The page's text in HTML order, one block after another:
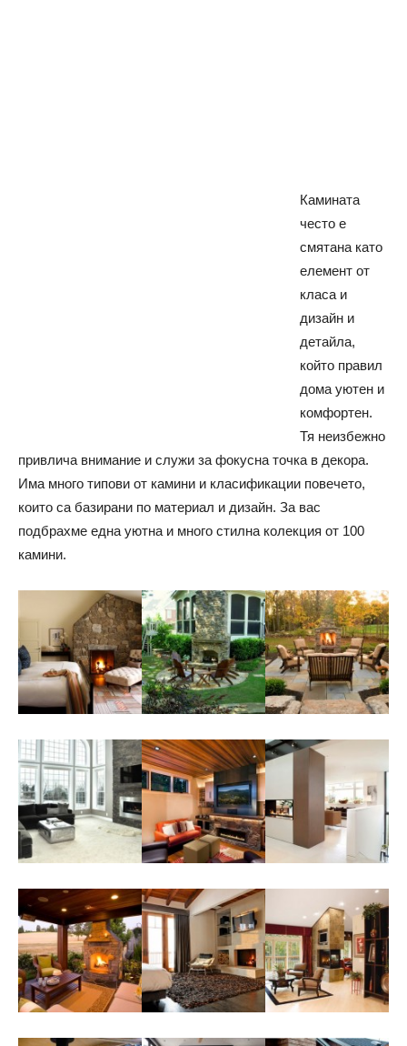
Камината
често е
смятана като
елемент от
класа и
дизайн и
детайла,
който правил
дома уютен и
комфортен.
Тя неизбежно
привлича внимание и служи за фокусна точка в декора.
Има много типови от камини и класификации повечето,
които са базирани по материал и дизайн. За вас
подбрахме една уютна и много стилна колекция от 100
камини.